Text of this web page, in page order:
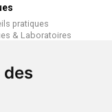
pratiques
& Laboratoires
légales
personnelles